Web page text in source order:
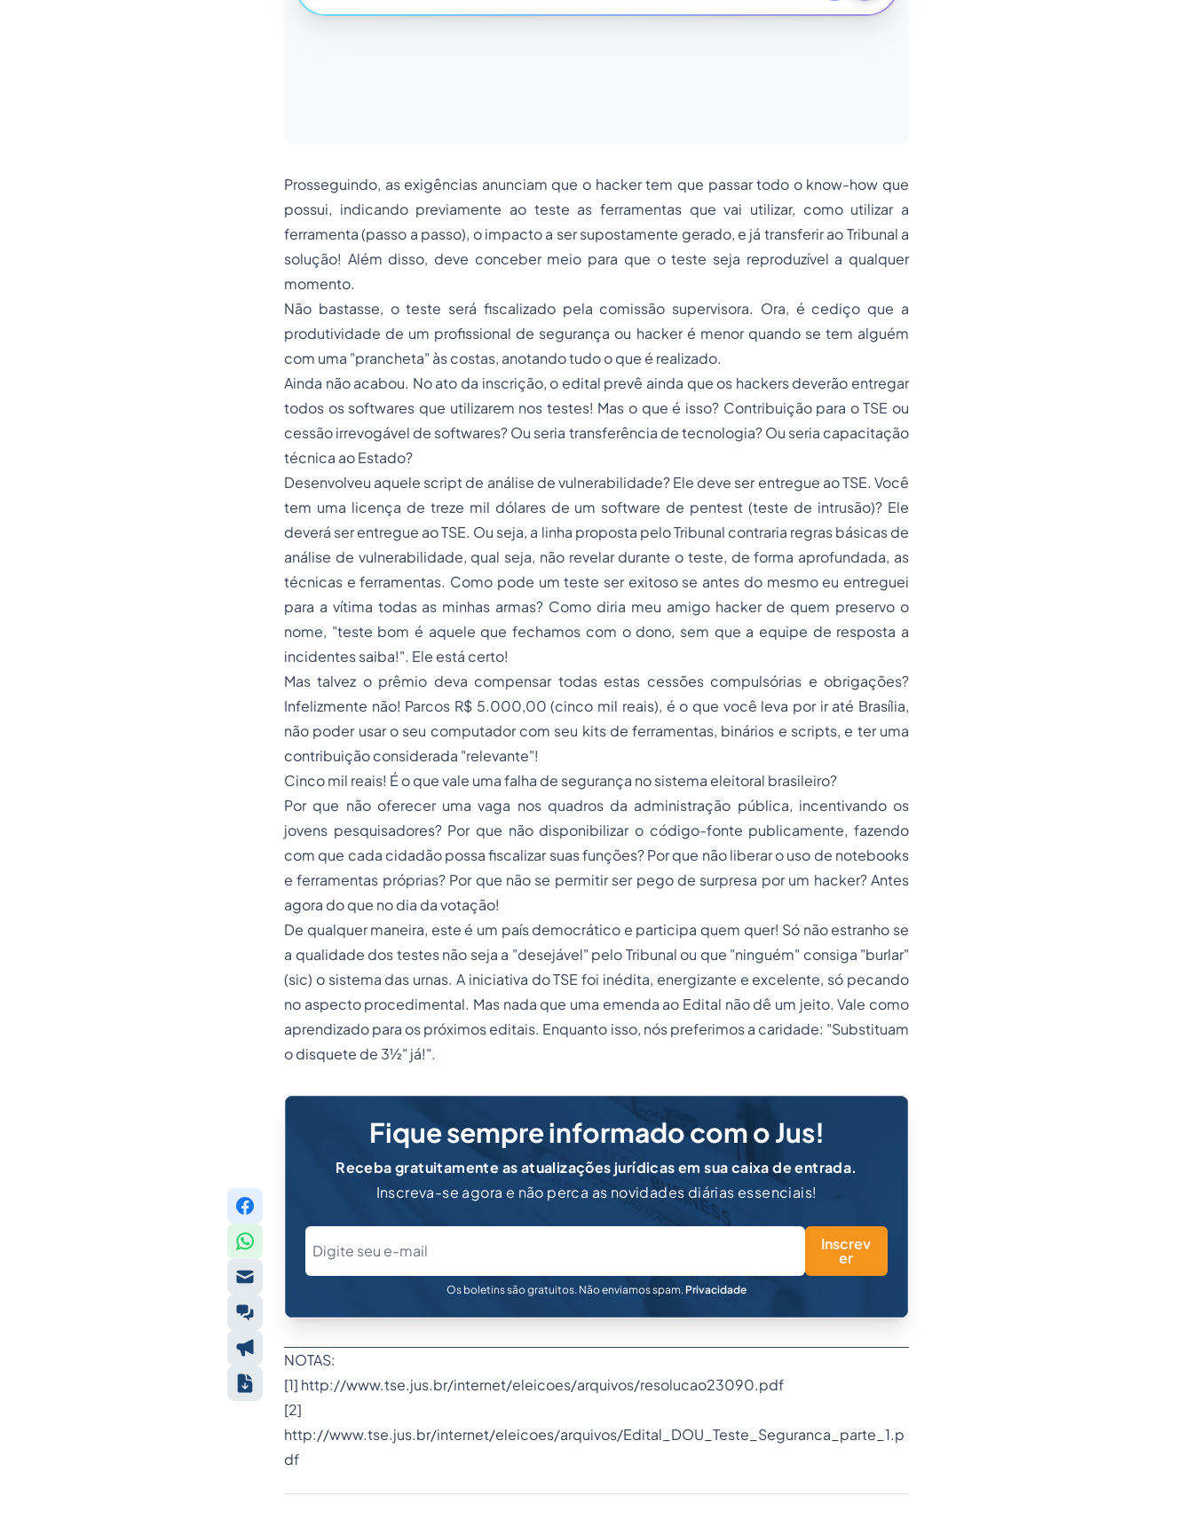
Prosseguindo, as exigências anunciam que o hacker tem que passar todo o know-how que
possui, indicando previamente ao teste as ferramentas que vai utilizar, como utilizar a
ferramenta (passo a passo), o impacto a ser supostamente gerado, e já transferir ao Tribunal a
solução! Além disso, deve conceber meio para que o teste seja reproduzível a qualquer
momento.
Não bastasse, o teste será fiscalizado pela comissão supervisora. Ora, é cediço que a
produtividade de um profissional de segurança ou hacker é menor quando se tem alguém
com uma "prancheta" às costas, anotando tudo o que é realizado.
Ainda não acabou. No ato da inscrição, o edital prevê ainda que os hackers deverão entregar
todos os softwares que utilizarem nos testes! Mas o que é isso? Contribuição para o TSE ou
cessão irrevogável de softwares? Ou seria transferência de tecnologia? Ou seria capacitação
técnica ao Estado?
Desenvolveu aquele script de análise de vulnerabilidade? Ele deve ser entregue ao TSE. Você
tem uma licença de treze mil dólares de um software de pentest (teste de intrusão)? Ele
deverá ser entregue ao TSE. Ou seja, a linha proposta pelo Tribunal contraria regras básicas de
análise de vulnerabilidade, qual seja, não revelar durante o teste, de forma aprofundada, as
técnicas e ferramentas. Como pode um teste ser exitoso se antes do mesmo eu entreguei
para a vítima todas as minhas armas? Como diria meu amigo hacker de quem preservo o
nome, "teste bom é aquele que fechamos com o dono, sem que a equipe de resposta a
incidentes saiba!". Ele está certo!
Mas talvez o prêmio deva compensar todas estas cessões compulsórias e obrigações?
Infelizmente não! Parcos R$ 5.000,00 (cinco mil reais), é o que você leva por ir até Brasília,
não poder usar o seu computador com seu kits de ferramentas, binários e scripts, e ter uma
contribuição considerada "relevante"!
Cinco mil reais! É o que vale uma falha de segurança no sistema eleitoral brasileiro?
Por que não oferecer uma vaga nos quadros da administração pública, incentivando os
jovens pesquisadores? Por que não disponibilizar o código-fonte publicamente, fazendo
com que cada cidadão possa fiscalizar suas funções? Por que não liberar o uso de notebooks
e ferramentas próprias? Por que não se permitir ser pego de surpresa por um hacker? Antes
agora do que no dia da votação!
De qualquer maneira, este é um país democrático e participa quem quer! Só não estranho se
a qualidade dos testes não seja a "desejável" pelo Tribunal ou que "ninguém" consiga "burlar"
(sic) o sistema das urnas. A iniciativa do TSE foi inédita, energizante e excelente, só pecando
no aspecto procedimental. Mas nada que uma emenda ao Edital não dê um jeito. Vale como
aprendizado para os próximos editais. Enquanto isso, nós preferimos a caridade: "Substituam
o disquete de 3½" já!".
Fique sempre informado com o Jus!
Receba gratuitamente as atualizações jurídicas em sua caixa de entrada.
Inscreva-se agora e não perca as novidades diárias essenciais!
Inscrev
er
Os boletins são gratuitos. Não enviamos spam. Privacidade
NOTAS:
[1] http://www.tse.jus.br/internet/eleicoes/arquivos/resolucao23090.pdf
[2]
http://www.tse.jus.br/internet/eleicoes/arquivos/Edital_DOU_Teste_Seguranca_parte_1.p
df